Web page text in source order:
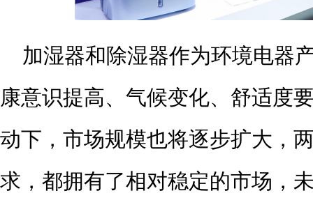
加湿器和除湿器作为环境电器
康意识提高、气候变化、舒适度
动下，市场规模也将逐步扩大，
求，都拥有了相对稳定的市场，